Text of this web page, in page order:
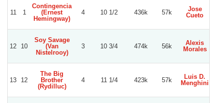
11 1
Contingencia
(Ernest
Hemingway)
4 10 1/2 436k 57k
Jose
Cueto
12 10
Soy Savage
(Van
Nistelrooy)
3 10 3/4 474k 56k
Alexis
Morales
13 12
The Big
Brother
(Rydilluc)
4 11 1/4 423k 57k
Luis D.
Menghini